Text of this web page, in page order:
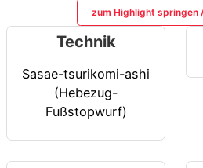
zum Highlight springen
Technik
Sasae-tsurikomi-ashi
(Hebezug-
Fußstopwurf)